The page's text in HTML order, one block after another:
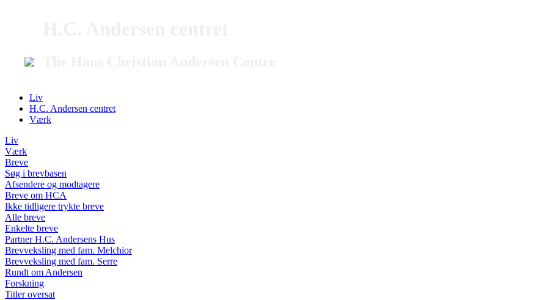
Liv
H.C. Andersen centret
Værk
Liv
Værk
Breve
Søg i brevbasen
Afsendere og modtagere
Breve om HCA
Ikke tidligere trykte breve
Alle breve
Enkelte breve
Partner H.C. Andersens Hus
Brevveksling med fam. Melchior
Brevveksling med fam. Serre
Rundt om Andersen
Forskning
Titler oversat